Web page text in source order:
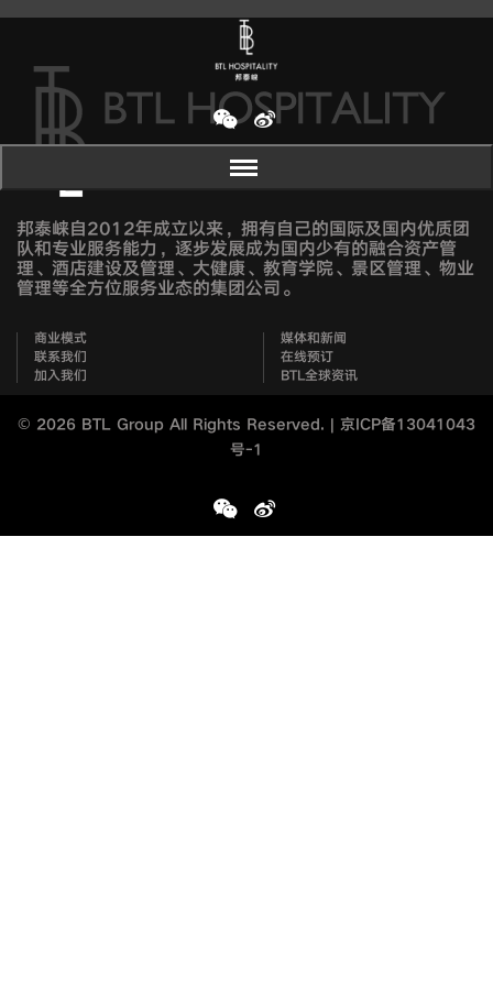
邦泰崃自2012年成立以来，拥有自己的国际及国内优质团
队和专业服务能力，逐步发展成为国内少有的融合资产管
理、酒店建设及管理、大健康、教育学院、景区管理、物业
管理等全方位服务业态的集团公司。
商业模式
联系我们
加入我们
媒体和新闻
在线预订
BTL全球资讯
© 2026 BTL Group All Rights Reserved. | 京ICP备13041043
号-1